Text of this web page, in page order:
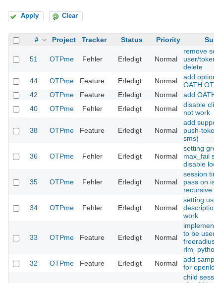
Apply Clear
# Project Tracker Status Priority
51 OTPme Fehler Erledigt Normal
remove
user/token
delete
44
OTPme Feature Erledigt Normal
add
OATH OTPs
42
OTPme Feature Erledigt Normal
add OATH
40
OTPme Fehler Erledigt Normal
disable
not work
38 OTPme Feature Erledigt Normal
add
push-token
sms)
36 OTPme Fehler Erledigt Normal
setting
max_fail
disable
35 OTPme Fehler Erledigt Normal
session
pass on is
recursive
34 OTPme Fehler Erledigt Normal
setting user
description
work
33 OTPme Feature Erledigt Normal
implement
to be used
freeradius
rlm_python
32
OTPme Feature Erledigt Normal
add sample
for
child